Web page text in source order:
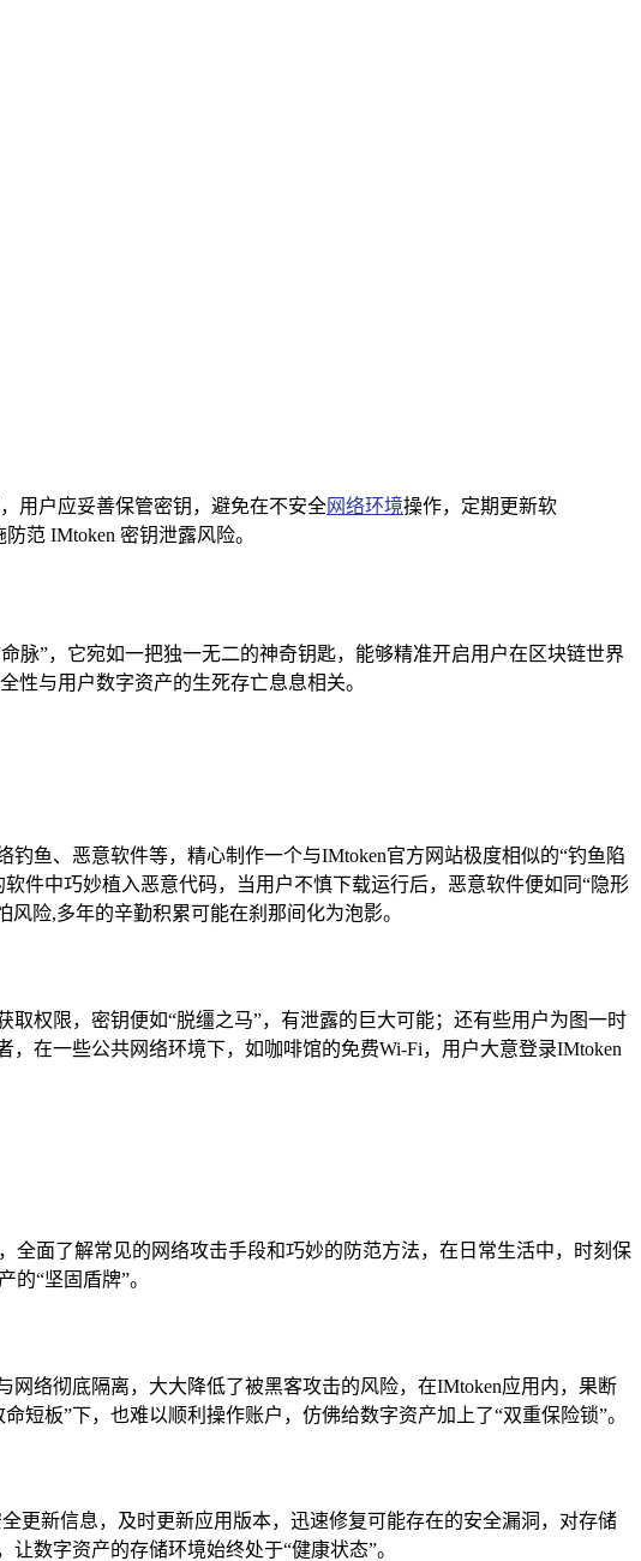
用户应妥善保管密钥，避免在不安全网络环境操作，定期更新软
范 IMtoken 密钥泄露风险。
脉”，它宛如一把独一无二的神奇钥匙，能够精准开启用户在区块链世界
性与用户数字资产的生死存亡息息相关。
鱼、恶意软件等，精心制作一个与IMtoken官方网站极度相似的“钓鱼陷
件中巧妙植入恶意代码，当用户不慎下载运行后，恶意软件便如同“隐形
险,多年的辛勤积累可能在刹那间化为泡影。
权限，密钥便如“脱缰之马”，有泄露的巨大可能；还有些用户为图一时
在一些公共网络环境下，如咖啡馆的免费Wi-Fi，用户大意登录IMtoken
面了解常见的网络攻击手段和巧妙的防范方法，在日常生活中，时刻保
“坚固盾牌”。
络彻底隔离，大大降低了被黑客攻击的风险，在IMtoken应用内，果断
板”下，也难以顺利操作账户，仿佛给数字资产加上了“双重保险锁”。
更新信息，及时更新应用版本，迅速修复可能存在的安全漏洞，对存储
数字资产的存储环境始终处于“健康状态”。